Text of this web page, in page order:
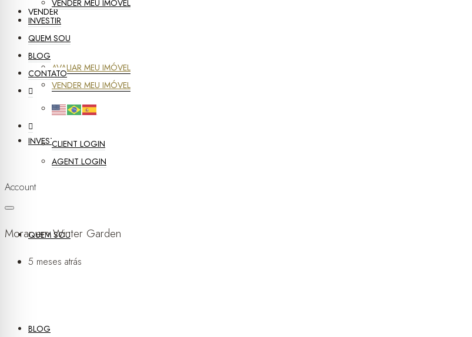
VENDER
AVALIAR MEU IMÓVEL
VENDER MEU IMÓVEL
INVESTIR
QUEM SOU
BLOG
VENDER MEU IMÓVEL
INVESTIR
QUEM SOU
BLOG
CONTATO
CLIENT LOGIN
AGENT LOGIN
Account
Morar em Winter Garden
5 meses atrás